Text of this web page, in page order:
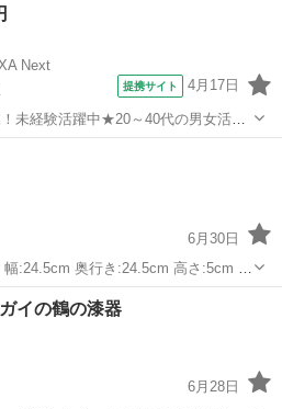
Next
提携サイト 4月17日
未経験活躍中★20～40代の男女活躍
きワンルーム寮費無料！赴任旅費会
◎格安食堂利用可！年間休日135日
6月30日
配送をご希望の方は、
形になりますが、...
食器 奥行き
イの鶴の漆器
6月28日